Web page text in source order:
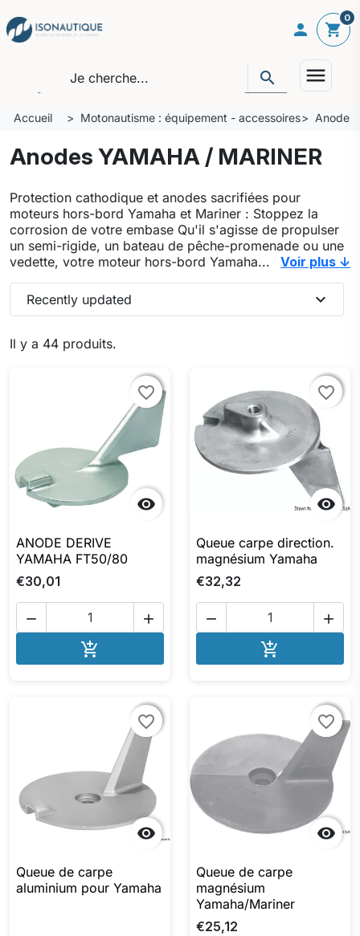
 shopping_cart
0
search menu
Accueil Motonautisme : équipement - accessoires Anodes
Anodes YAMAHA / MARINER
Protection cathodique et anodes sacrifiées pour
moteurs hors-bord Yamaha et Mariner : Stoppez la
corrosion de votre embase Qu'il s'agisse de propulser
un semi-rigide, un bateau de pêche-promenade ou une
vedette, votre moteur hors-bord Yamaha...
Voir plus ↓
Il y a 44 produits.
Recently updated expand_more

favorite_border
favorite_border
ANODE DERIVE
YAMAHA FT50/80
€30,01
 


favorite_border
favorite_border
Queue carpe direction.
magnésium Yamaha
€32,32
 


favorite_border
favorite_border
Queue de carpe
aluminium pour Yamaha

favorite_border
favorite_border
Queue de carpe
magnésium
Yamaha/Mariner
€25,12